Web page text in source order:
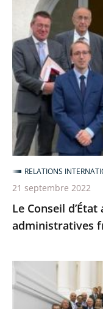
Conseil
d’État
aux
16e
Journées
juridiques
et
administratives
franco-
croates
Le Conseil
administratives
RELATIONS
21 septembre 2022
Le
Conseil
d’État